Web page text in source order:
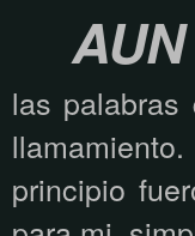
AUN
las
principio